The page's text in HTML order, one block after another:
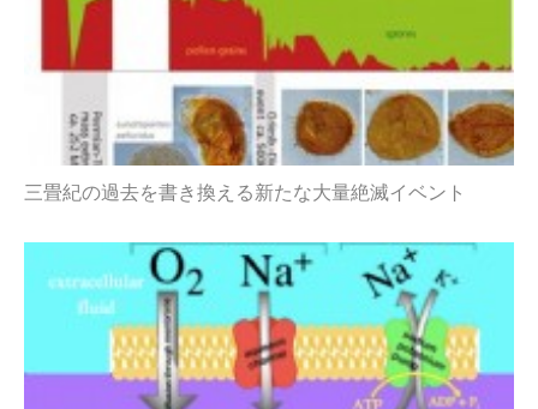
三畳紀の過去を書き換える新たな大量絶滅イベント